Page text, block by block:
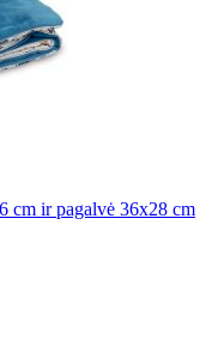
cm ir pagalvė 36x28 cm